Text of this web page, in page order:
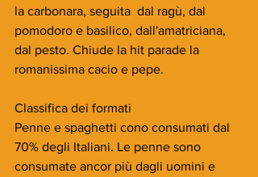
la carbonara, seguita  dal ragù, dal
pomodoro e basilico, dall'amatriciana,
dal pesto. Chiude la hit parade la
romanissima cacio e pepe.
Classifica dei formati
Penne e spaghetti cono consumati dal
70% degli Italiani. Le penne sono
consumate ancor più dagli uomini e